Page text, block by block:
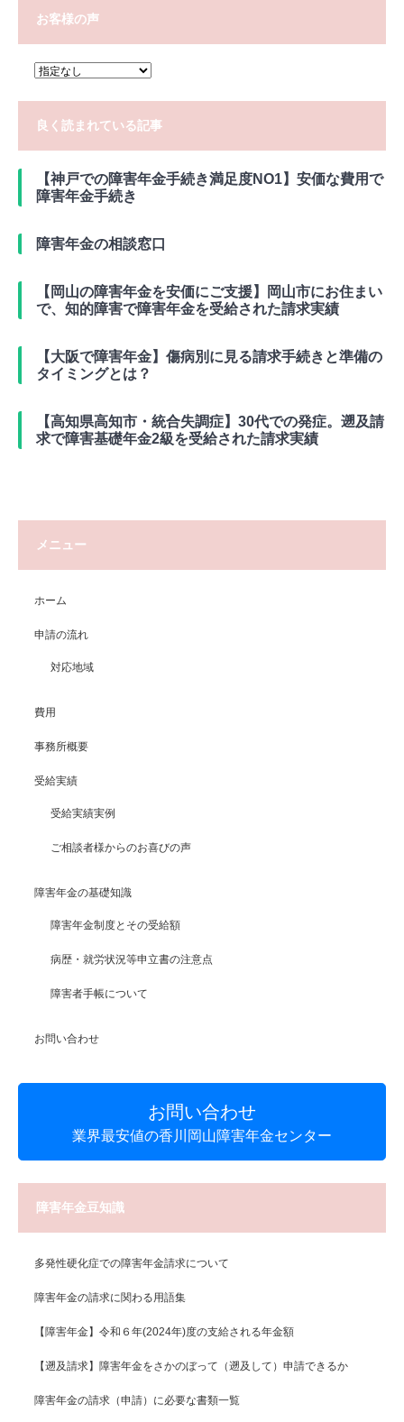
お客様の声
良く読まれている記事
【神戸での障害年金手続き満足度NO1】安価な費用で
障害年金手続き
障害年金の相談窓口
【岡山の障害年金を安価にご支援】岡山市にお住まい
で、知的障害で障害年金を受給された請求実績
【大阪で障害年金】傷病別に見る請求手続きと準備の
タイミングとは？
【高知県高知市・統合失調症】30代での発症。遡及請
求で障害基礎年金2級を受給された請求実績
メニュー
ホーム
申請の流れ
対応地域
費用
事務所概要
受給実績
受給実績実例
ご相談者様からのお喜びの声
障害年金の基礎知識
障害年金制度とその受給額
病歴・就労状況等申立書の注意点
障害者手帳について
お問い合わせ
お問い合わせ
業界最安値の香川岡山障害年金センター
障害年金豆知識
多発性硬化症での障害年金請求について
障害年金の請求に関わる用語集
【障害年金】令和６年(2024年)度の支給される年金額
【遡及請求】障害年金をさかのぼって（遡及して）申請できるか
障害年金の請求（申請）に必要な書類一覧